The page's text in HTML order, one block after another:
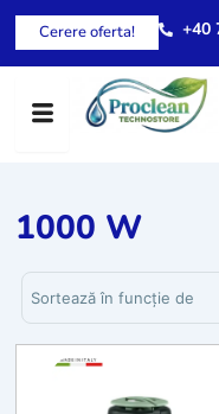
Skip
content
Cerere oferta! +40
1000 W
Sortează produsele